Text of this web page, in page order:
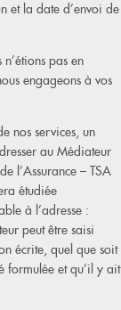
et la date d’envoi de
pas en
engageons à vos
nos services, un
au Médiateur
l’Assurance – TSA
étudiée
à l’adresse :
peut être saisi
écrite, quel que soit
formulée et qu’il y ait